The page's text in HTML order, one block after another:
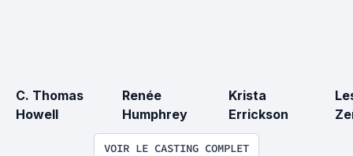
C. Thomas
Howell
Renée
Humphrey
Krista
Errickson
VOIR LE CASTING COMPLET